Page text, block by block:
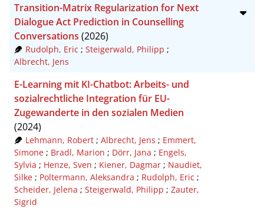
Transition-Matrix Regularization for Next
Dialogue Act Prediction in Counselling
Conversations (2026)
Rudolph, Eric ; Steigerwald, Philipp ;
Albrecht, Jens
E-Learning mit KI-Chatbot: Arbeits- und
sozialrechtliche Integration für EU-
Zugewanderte in den sozialen Medien
(2024)
Lehmann, Robert; Albrecht, Jens ; Emmert,
Simone ; Bradl, Marion ; Dörr, Jana ; Engels,
Sylvia ; Henze, Sven ; Kiener, Dagmar ; Naudiet,
Silke ; Poltermann, Aleksandra ; Rudolph, Eric ;
Scheider, Jelena ; Steigerwald, Philipp ; Zauter,
Sigrid